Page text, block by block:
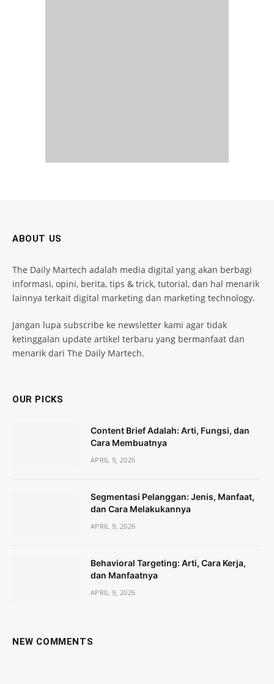
ABOUT US
The Daily Martech adalah media digital yang akan berbagi
informasi, opini, berita, tips & trick, tutorial, dan hal menarik
lainnya terkait digital marketing dan marketing technology.
Jangan lupa subscribe ke newsletter kami agar tidak
ketinggalan update artikel terbaru yang bermanfaat dan
menarik dari The Daily Martech.
OUR PICKS
Content Brief Adalah: Arti, Fungsi, dan
Cara Membuatnya
APRIL 9, 2026
Segmentasi Pelanggan: Jenis, Manfaat,
dan Cara Melakukannya
APRIL 9, 2026
Behavioral Targeting: Arti, Cara Kerja,
dan Manfaatnya
APRIL 9, 2026
NEW COMMENTS